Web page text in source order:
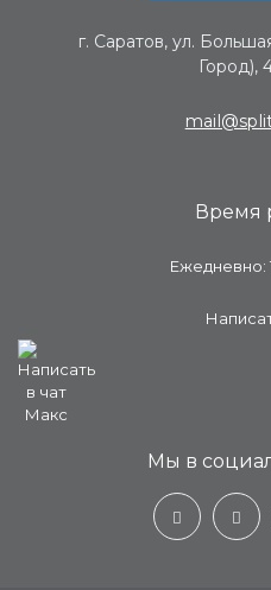
г. Саратов, ул.
Город),
Время
Ежедневно:
Мы в